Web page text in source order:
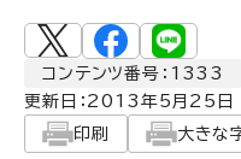
コンテンツ番号：1333
更新日： 2013年5月25日
印刷
大きな